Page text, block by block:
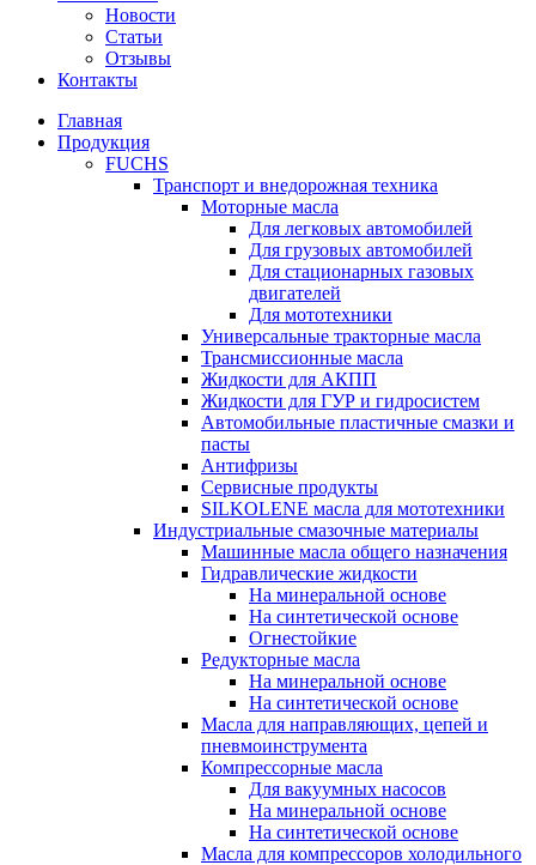
Новости
Статьи
Отзывы
Контакты
Главная
Продукция
FUCHS
Транспорт и внедорожная техника
Моторные масла
Для легковых автомобилей
Для грузовых автомобилей
Для стационарных газовых
двигателей
Для мототехники
Универсальные тракторные масла
Трансмиссионные масла
Жидкости для АКПП
Жидкости для ГУР и гидросистем
Автомобильные пластичные смазки и
пасты
Антифризы
Сервисные продукты
SILKOLENE масла для мототехники
Индустриальные смазочные материалы
Машинные масла общего назначения
Гидравлические жидкости
На минеральной основе
На синтетической основе
Огнестойкие
Редукторные масла
На минеральной основе
На синтетической основе
Масла для направляющих, цепей и
пневмоинструмента
Компрессорные масла
Для вакуумных насосов
На минеральной основе
На синтетической основе
Масла для компрессоров холодильного